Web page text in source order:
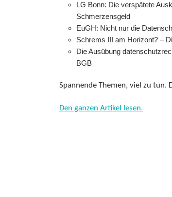
LG Bonn: Die verspätete
Schmerzensgeld
EuGH: Nicht nur die
Schrems III am Horizont? –
Die Ausübung
BGB
Spannende Themen, viel zu tun.
Den ganzen Artikel lesen.